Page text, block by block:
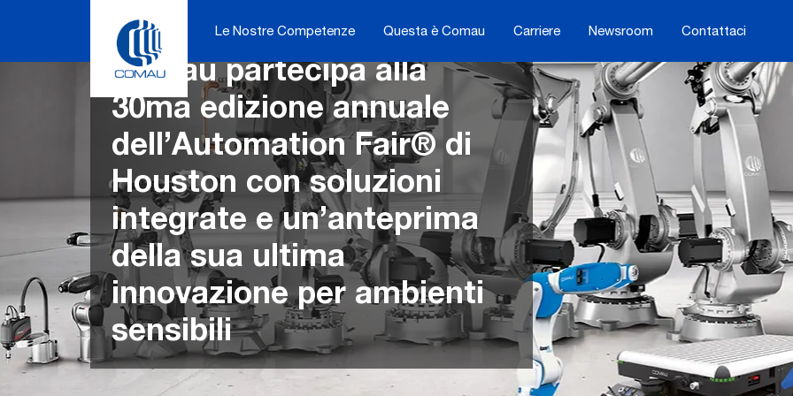
Le Nostre Competenze Questa è Comau Carriere Newsroom Contattaci
Comau partecipa alla
30ma edizione annuale
dell’Automation Fair® di
Houston con soluzioni
integrate e un’anteprima
della sua ultima
innovazione per ambienti
sensibili